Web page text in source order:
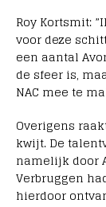
Roy Kortsmit:
voor deze
een aantal
de sfeer is,
NAC mee te
Overigens
kwijt. De
namelijk door
Verbruggen
hierdoor